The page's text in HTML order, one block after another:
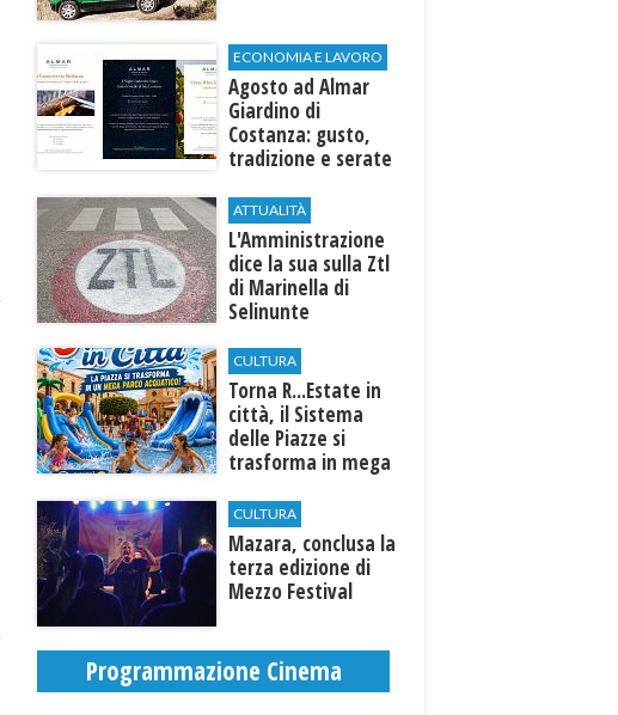
ECONOMIA E LAVORO
Agosto ad Almar
Giardino di
Costanza: gusto,
tradizione e serate
anche agli ospiti
esterni
ATTUALITÀ
L'Amministrazione
dice la sua sulla Ztl
di Marinella di
Selinunte
CULTURA
Torna R...Estate in
città, il Sistema
delle Piazze si
trasforma in mega
CULTURA
​Mazara, conclusa la
terza edizione di
Mezzo Festival
Programmazione Cinema